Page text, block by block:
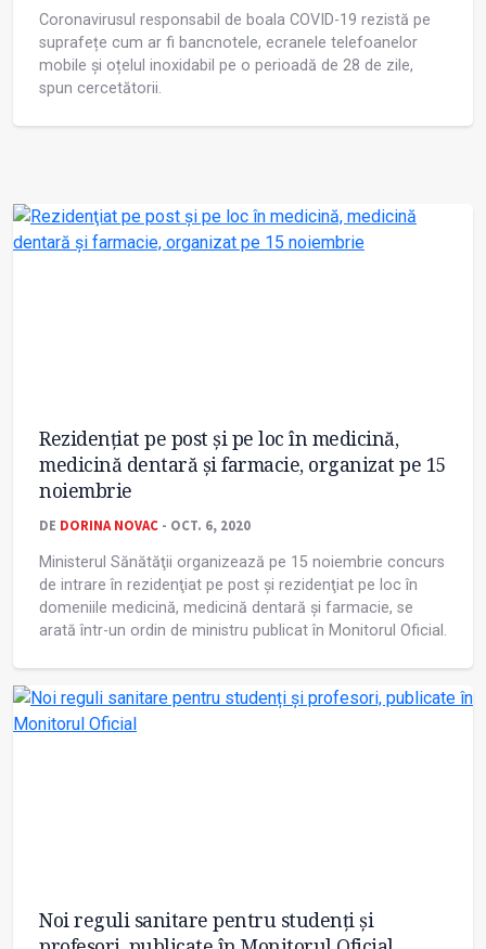
Coronavirusul responsabil de boala COVID-19 rezistă pe
suprafețe cum ar fi bancnotele, ecranele telefoanelor
mobile și oțelul inoxidabil pe o perioadă de 28 de zile,
spun cercetătorii.
Rezidenţiat pe post şi pe loc în medicină,
medicină dentară şi farmacie, organizat pe 15
noiembrie
DE DORINA NOVAC - OCT. 6, 2020
Ministerul Sănătăţii organizează pe 15 noiembrie concurs
de intrare în rezidenţiat pe post şi rezidenţiat pe loc în
domeniile medicină, medicină dentară şi farmacie, se
arată într-un ordin de ministru publicat în Monitorul Oficial.
Noi reguli sanitare pentru studenți și